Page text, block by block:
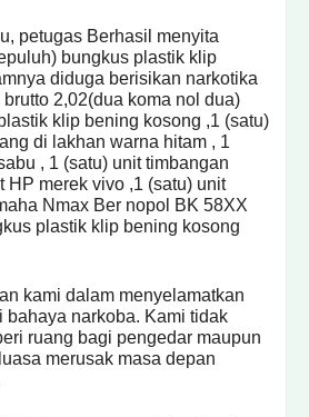
petugas Berhasil menyita
bungkus plastik klip
diduga berisikan narkotika
2,02(dua koma nol dua)
klip bening kosong ,1 (satu)
di lakhan warna hitam , 1
, 1 (satu) unit timbangan
HP merek vivo ,1 (satu) unit
Nmax Ber nopol BK 58XX
plastik klip bening kosong
kami dalam menyelamatkan
bahaya narkoba. Kami tidak
ruang bagi pengedar maupun
merusak masa depan